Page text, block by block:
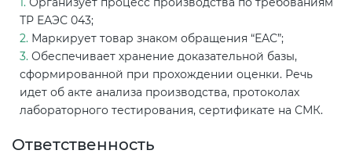
ТР ЕАЭС 043;
Маркирует товар знаком обращения “ЕАС”;
Обеспечивает хранение доказательной базы,
сформированной при прохождении оценки. Речь
идет об акте анализа производства, протоколах
лабораторного тестирования, сертификате на СМК.
Ответственность